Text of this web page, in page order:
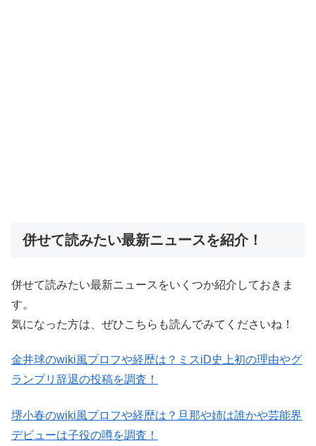
併せて読みたい最新ニュースを紹介！
併せて読みたい最新ニュースをいくつか紹介しておきま
す。
気になった方は、ぜひこちらも読んでみてくださいね！
金井球のwiki風プロフや経歴は？ミスiD史上初の理由やグ
ランプリ辞退の投稿を調査！
堺小春のwiki風プロフや経歴は？旦那や姉は誰かや芸能界
デビューは子役の噂を調査！